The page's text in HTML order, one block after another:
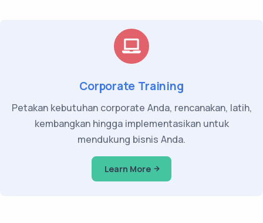
Corporate Training
Petakan kebutuhan corporate Anda, rencanakan, latih,
kembangkan hingga implementasikan untuk
mendukung bisnis Anda.
Learn More